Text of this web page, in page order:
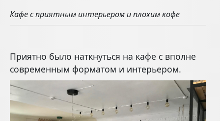
Кафе с приятным интерьером и плохим кофе
Приятно было наткнуться на кафе с вполне
современным форматом и интерьером.